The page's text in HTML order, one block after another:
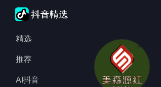
精选
推荐
AI抖音